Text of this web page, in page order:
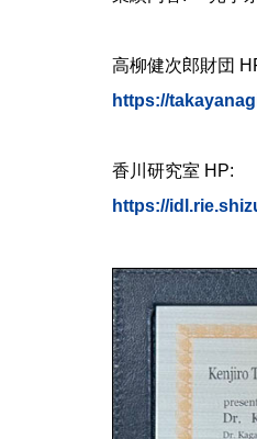
高柳健次郎財団
https://
香川研究室 HP:
https://